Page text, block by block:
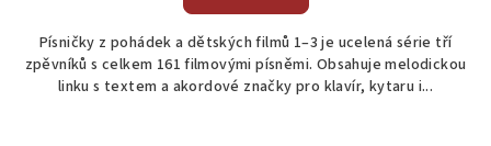
Písničky z pohádek a dětských filmů 1–3 je ucelená série tří
zpěvníků s celkem 161 filmovými písněmi. Obsahuje melodickou
linku s textem a akordové značky pro klavír, kytaru i...